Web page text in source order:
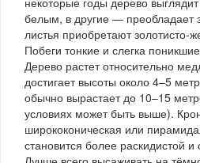
белым, в другие — преобладает
листья приобретают золотисто-
Побеги тонкие и слегка
Дерево растет относительно
достигает высоты около 4–5
обычно вырастает до 10–15
условиях может быть выше).
ширококоническая или
становится более раскидистой и